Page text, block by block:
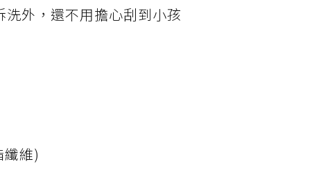
外，還不用擔心刮到小孩
纖維)